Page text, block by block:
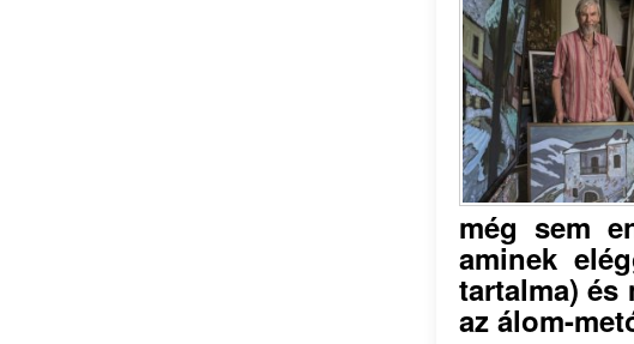
még sem
aminek
tartalma) és
az álom-